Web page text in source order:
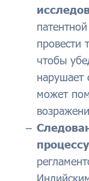
провести
чтобы
нарушает
может
процессу